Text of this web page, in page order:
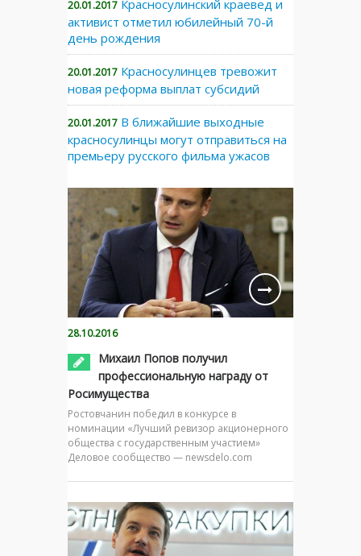
20.01.2017 Красносулинский краевед и
активист отметил юбилейный 70-й
день рождения
20.01.2017 Красносулинцев тревожит
новая реформа выплат субсидий
20.01.2017 В ближайшие выходные
красносулинцы могут отправиться на
премьеру русского фильма ужасов
28.10.2016
Михаил Попов получил
профессиональную награду от
Росимущества
Ростовчанин победил в конкурсе в
номинации «Лучший ревизор акционерного
общества с государственным участием»
Деловое сообщество — newsdelo.com